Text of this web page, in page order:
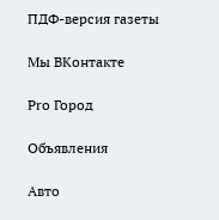
ПДФ-версия газеты
Мы ВКонтакте
Pro Город
Объявления
Авто